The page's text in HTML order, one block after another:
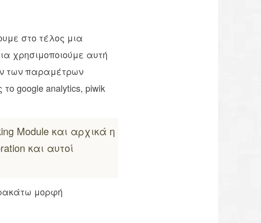
στο τέλoς μια
χρησιμοποιούμε αυτή
των παραμέτρων
google analytics, piwik
Module και αρχικά η
και αυτοί
μορφή